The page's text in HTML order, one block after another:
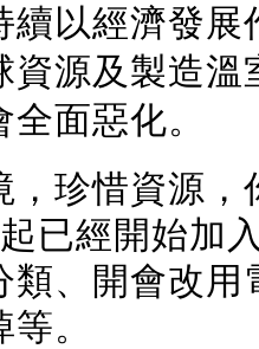
續以經濟發
資源及製造
面惡化。
，珍惜資源，
已經開始加
類、開會改
。